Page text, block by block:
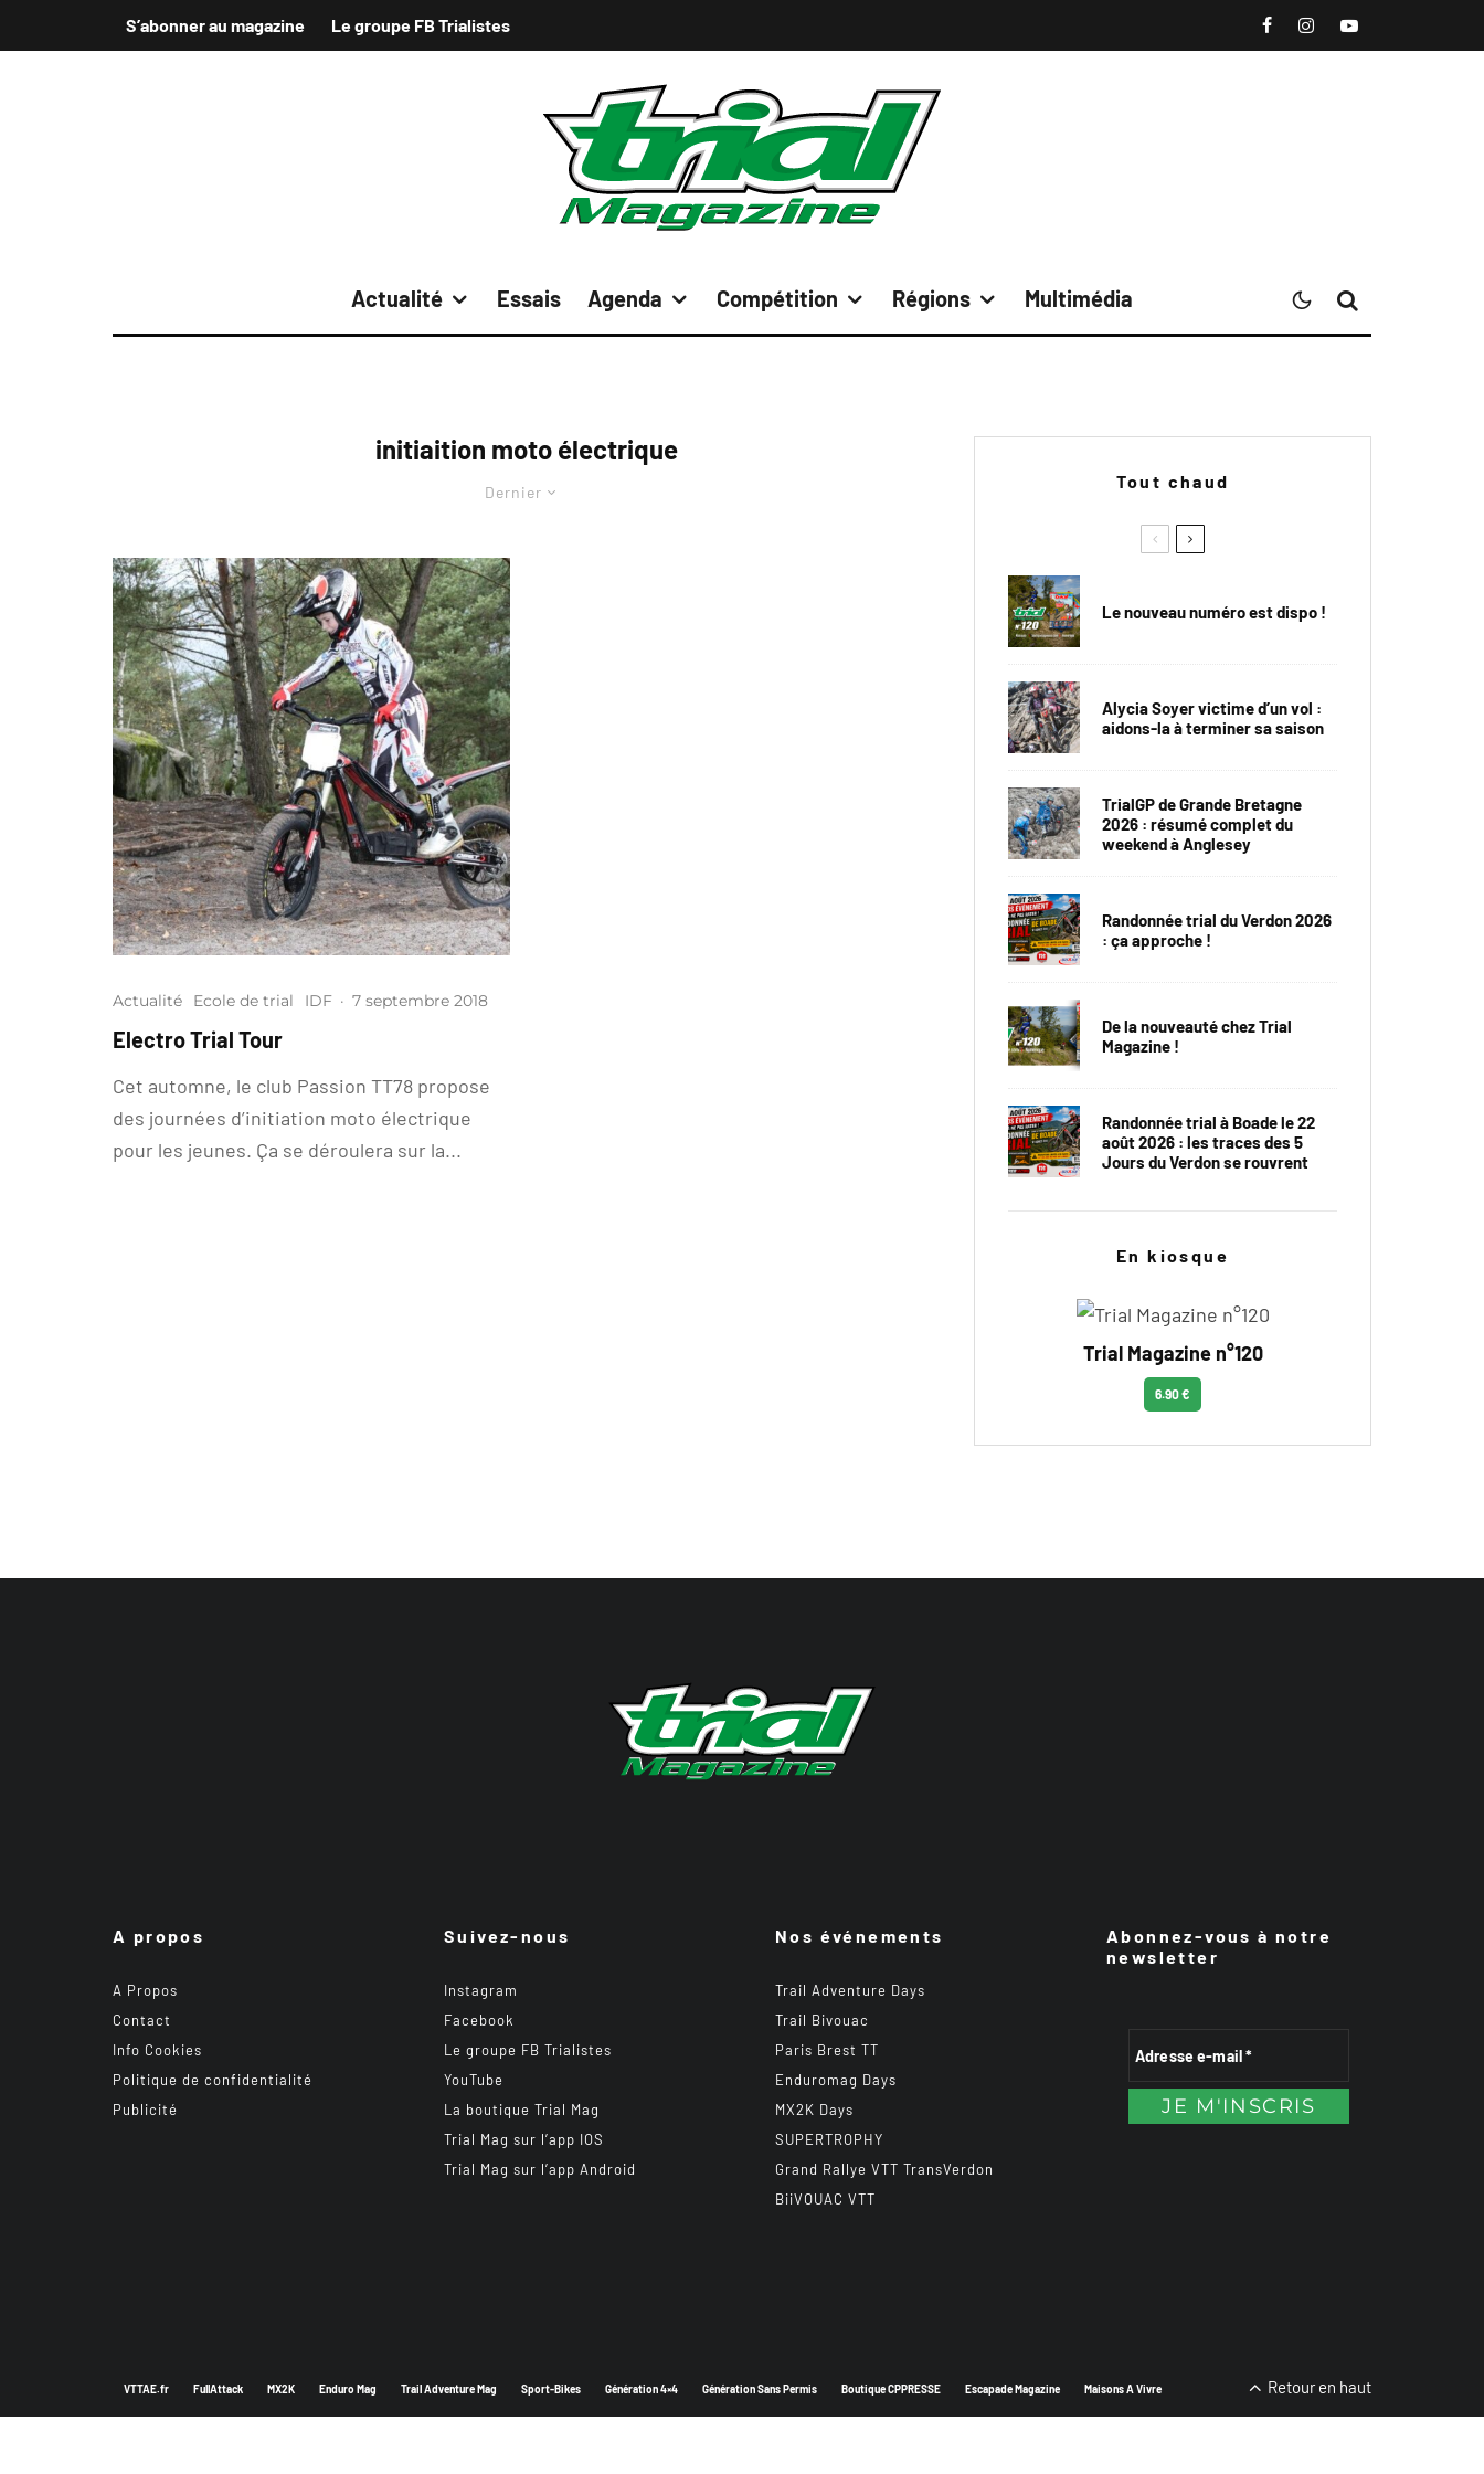
S’abonner au magazine Le groupe FB Trialistes
Actualité Essais Agenda Compétition Régions Multimédia
initiaition moto électrique
Dernier
Actualité Ecole de trial IDF · 7 septembre 2018
Electro Trial Tour
Cet automne, le club Passion TT78 propose
des journées d’initiation moto électrique
pour les jeunes. Ça se déroulera sur la...
Tout chaud
Le nouveau numéro est dispo !
Alycia Soyer victime d’un vol :
aidons-la à terminer sa saison
TrialGP de Grande Bretagne
2026 : résumé complet du
weekend à Anglesey
Randonnée trial du Verdon 2026
: ça approche !
De la nouveauté chez Trial
Magazine !
Randonnée trial à Boade le 22
août 2026 : les traces des 5
Jours du Verdon se rouvrent
En kiosque
Trial Magazine n°120
6.90 €
A propos
A Propos
Contact
Info Cookies
Politique de confidentialité
Publicité
Suivez-nous
Instagram
Facebook
Le groupe FB Trialistes
YouTube
La boutique Trial Mag
Trial Mag sur l’app IOS
Trial Mag sur l’app Android
Nos événements
Trail Adventure Days
Trail Bivouac
Paris Brest TT
Enduromag Days
MX2K Days
SUPERTROPHY
Grand Rallye VTT TransVerdon
BiiVOUAC VTT
Abonnez-vous à notre
newsletter
VTTAE.fr FullAttack MX2K Enduro Mag Trail Adventure Mag Sport-Bikes Génération 4×4 Génération Sans Permis Boutique CPPRESSE Escapade Magazine Maisons A Vivre Retour en haut